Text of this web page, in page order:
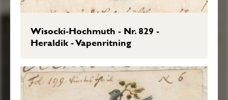
Wisocki-Hochmuth - Nr. 829 -
Heraldik - Vapenritning